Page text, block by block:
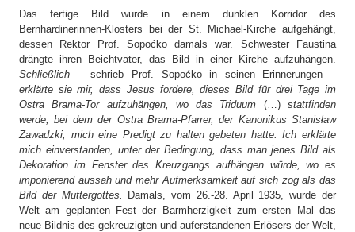
Das fertige Bild wurde in einem dunklen Korridor des
Bernhardinerinnen-Klosters bei der St. Michael-Kirche aufgehängt,
dessen Rektor Prof. Sopoćko damals war. Schwester Faustina
drängte ihren Beichtvater, das Bild in einer Kirche aufzuhängen.
Schließlich – schrieb Prof. Sopoćko in seinen Erinnerungen –
erklärte sie mir, dass Jesus fordere, dieses Bild für drei Tage im
Ostra Brama-Tor aufzuhängen, wo das Triduum (…)stattfinden
werde, bei dem der Ostra Brama-Pfarrer, der Kanonikus Stanisław
Zawadzki, mich eine Predigt zu halten gebeten hatte. Ich erklärte
mich einverstanden, unter der Bedingung, dass man jenes Bild als
Dekoration im Fenster des Kreuzgangs aufhängen würde, wo es
imponierend aussah und mehr Aufmerksamkeit auf sich zog als das
Bild der Muttergottes.
Damals, vom 26.-28. April 1935, wurde der
Welt am geplanten Fest der Barmherzigkeit zum ersten Mal das
neue Bildnis des gekreuzigten und auferstandenen Erlösers der Welt,